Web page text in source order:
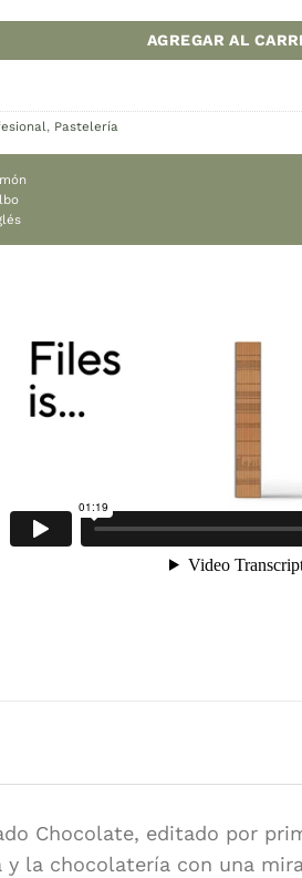
Cambiar moneda: ARS
FILES de Ramón Morató
Autor/es:Morato, Ramón
Editorial:Editorial Vilbo
Idioma:
Chocolate, editado por
la chocolatería con una